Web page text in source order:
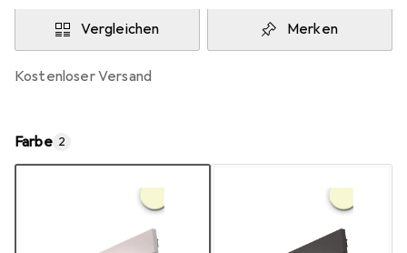
Vergleichen Merken
kostenloser Versand
Farbe 2